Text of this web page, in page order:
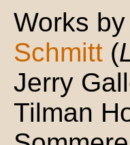
Works
Schmitt (
Jerry
Tilman